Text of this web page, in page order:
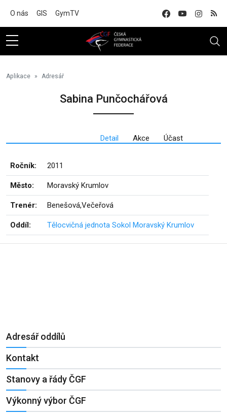
O nás GIS GymTV
Aplikace Adresář
Sabina Punčochářová
Detail Akce Účast
Ročník: 2011
Město: Moravský Krumlov
Trenér: Benešová,Večeřová
Oddíl: Tělocvičná jednota Sokol Moravský Krumlov
Adresář oddílů
Kontakt
Stanovy a řády ČGF
Výkonný výbor ČGF